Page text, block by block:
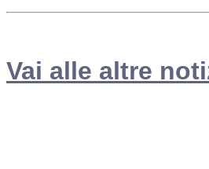
Vai alle altre